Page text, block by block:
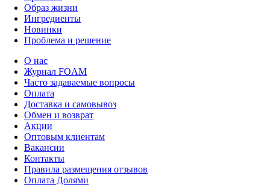
Образ жизни
Ингредиенты
Новинки
Проблема и решение
О нас
Журнал FOAM
Часто задаваемые вопросы
Оплата
Доставка и самовывоз
Обмен и возврат
Акции
Оптовым клиентам
Вакансии
Контакты
Правила размещения отзывов
Оплата Долями